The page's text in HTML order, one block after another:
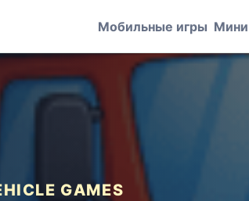
Мобильные игры
GAMES